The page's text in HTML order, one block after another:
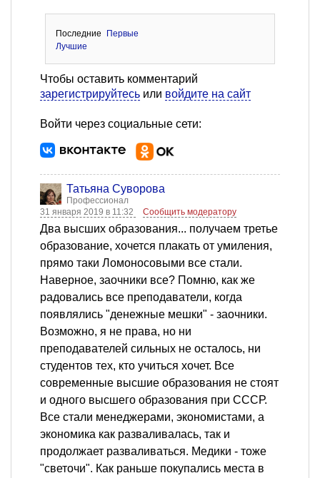
Последние
Первые
Лучшие
Чтобы оставить комментарий
зарегистрируйтесь или войдите на сайт
Войти через социальные сети:
Татьяна Суворова
Профессионал
31 января 2019 в 11:32
Сообщить модератору
Два высших образования... получаем третье
образование, хочется плакать от умиления,
прямо таки Ломоносовыми все стали.
Наверное, заочники все? Помню, как же
радовались все преподаватели, когда
появлялись "денежные мешки" - заочники.
Возможно, я не права, но ни
преподавателей сильных не осталось, ни
студентов тех, кто учиться хочет. Все
современные высшие образования не стоят
и одного высшего образования при СССР.
Все стали менеджерами, экономистами, а
экономика как разваливалась, так и
продолжает разваливаться. Медики - тоже
"светочи". Как раньше покупались места в